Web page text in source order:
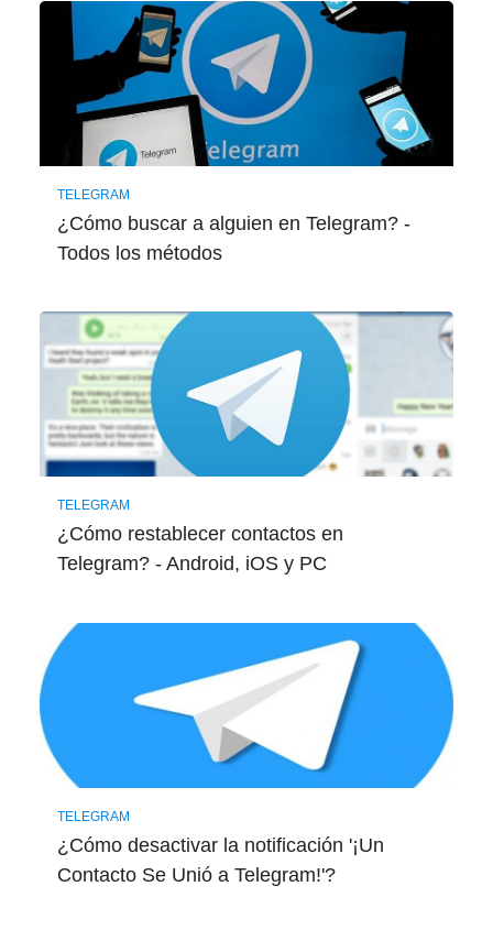
TELEGRAM
¿Cómo buscar a alguien en Telegram? -
Todos los métodos
TELEGRAM
¿Cómo restablecer contactos en
Telegram? - Android, iOS y PC
TELEGRAM
¿Cómo desactivar la notificación '¡Un
Contacto Se Unió a Telegram!'?